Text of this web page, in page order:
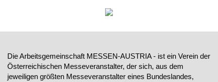
Die Arbeitsgemeinschaft MESSEN-AUSTRIA - ist ein Verein der
Österreichischen Messeveranstalter, der sich, aus dem
jeweiligen größten Messeveranstalter eines Bundeslandes,